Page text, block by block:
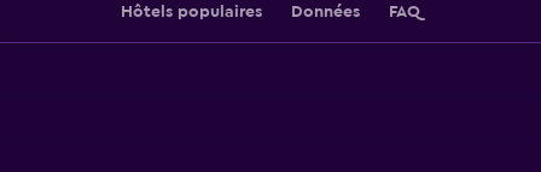
Hôtels populaires Données FAQ